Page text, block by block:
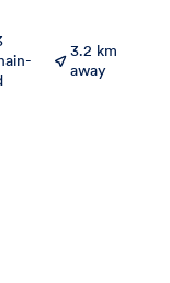
3.2 km
away